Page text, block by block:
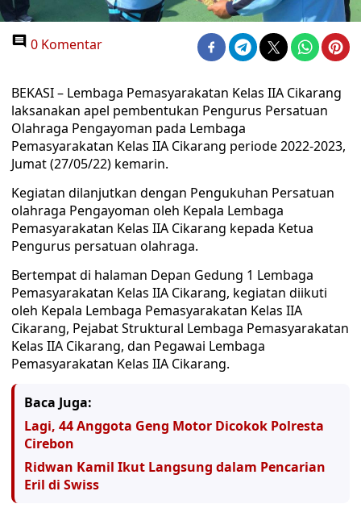
0 Komentar
BEKASI – Lembaga Pemasyarakatan Kelas IIA Cikarang
laksanakan apel pembentukan Pengurus Persatuan
Olahraga Pengayoman pada Lembaga
Pemasyarakatan Kelas IIA Cikarang periode 2022-2023,
Jumat (27/05/22) kemarin.
Kegiatan dilanjutkan dengan Pengukuhan Persatuan
olahraga Pengayoman oleh Kepala Lembaga
Pemasyarakatan Kelas IIA Cikarang kepada Ketua
Pengurus persatuan olahraga.
Bertempat di halaman Depan Gedung 1 Lembaga
Pemasyarakatan Kelas IIA Cikarang, kegiatan diikuti
oleh Kepala Lembaga Pemasyarakatan Kelas IIA
Cikarang, Pejabat Struktural Lembaga Pemasyarakatan
Kelas IIA Cikarang, dan Pegawai Lembaga
Pemasyarakatan Kelas IIA Cikarang.
Baca Juga:
Lagi, 44 Anggota Geng Motor Dicokok Polresta
Cirebon
Ridwan Kamil Ikut Langsung dalam Pencarian
Eril di Swiss